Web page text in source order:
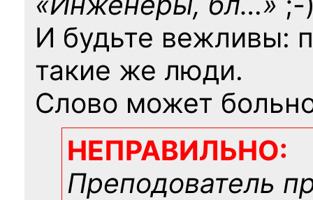
И будьте вежливы:
такие же люди.
Слово может
НЕПРАВИЛЬНО:
Преподователь